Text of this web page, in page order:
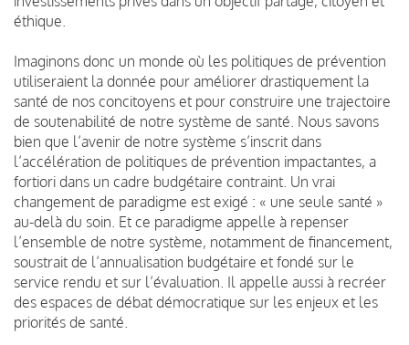
éthique.
Imaginons donc un monde où les politiques de prévention
utiliseraient la donnée pour améliorer drastiquement la
santé de nos concitoyens et pour construire une trajectoire
de soutenabilité de notre système de santé. Nous savons
bien que l’avenir de notre système s’inscrit dans
l’accélération de politiques de prévention impactantes, a
fortiori dans un cadre budgétaire contraint. Un vrai
changement de paradigme est exigé : « une seule santé »
au-delà du soin. Et ce paradigme appelle à repenser
l’ensemble de notre système, notamment de financement,
soustrait de l’annualisation budgétaire et fondé sur le
service rendu et sur l’évaluation. Il appelle aussi à recréer
des espaces de débat démocratique sur les enjeux et les
priorités de santé.